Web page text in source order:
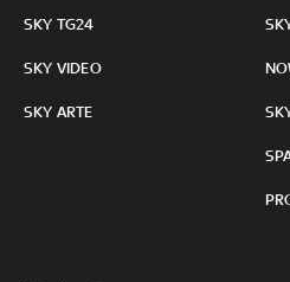
SKY TG24
SKY VIDEO
SKY ARTE